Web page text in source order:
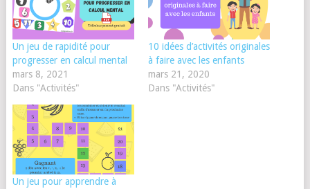
Un jeu de rapidité pour
progresser en calcul mental
mars 8, 2021
Dans "Activités"
10 idées d’activités originales
à faire avec les enfants
mars 21, 2020
Dans "Activités"
Un jeu pour apprendre à